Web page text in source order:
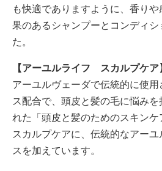
も快適でありますように、香り
果のあるシャンプーとコンディ
た。
【アーユルライフ スカルプケア
アーユルヴェーダで伝統的に使
ス配合で、頭皮と髪の毛に悩み
れた「頭皮と髪のためのスキンケ
スカルプケアに、伝統的なアー
スを加えています。